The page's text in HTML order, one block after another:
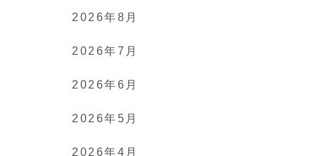
2026年8月
2026年7月
2026年6月
2026年5月
2026年4月